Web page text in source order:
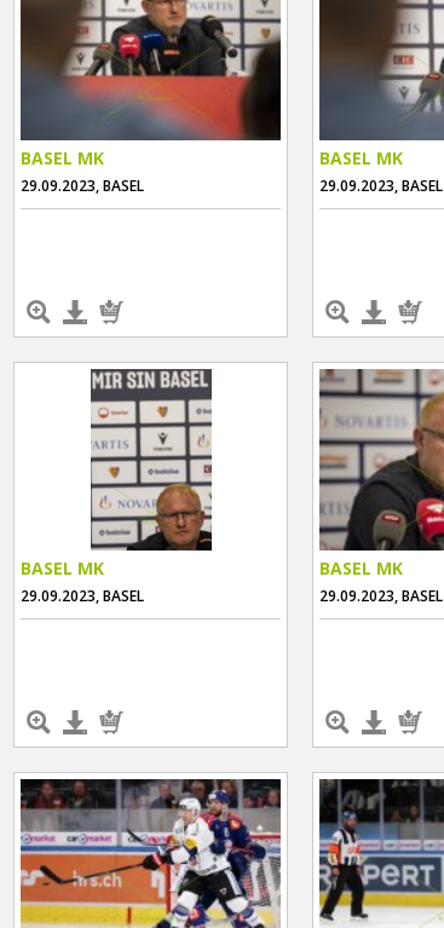
BASEL MK
29.09.2023, BASEL
BASEL MK
29.09.2023, BASEL
BASEL MK
29.09.2023, BASEL
BASEL MK
29.09.2023, BASEL